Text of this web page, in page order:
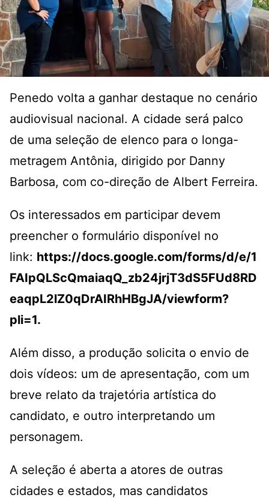
Penedo volta a ganhar destaque no cenário
audiovisual nacional. A cidade será palco
de uma seleção de elenco para o longa-
metragem Antônia, dirigido por Danny
Barbosa, com co-direção de Albert Ferreira.
Os interessados em participar devem
preencher o formulário disponível no
link: https://docs.google.com/forms/d/e/1
FAIpQLScQmaiaqQ_zb24jrjT3dS5FUd8RD
eaqpL2lZ0qDrAIRhHBgJA/viewform?
pli=1.
Além disso, a produção solicita o envio de
dois vídeos: um de apresentação, com um
breve relato da trajetória artística do
candidato, e outro interpretando um
personagem.
A seleção é aberta a atores de outras
cidades e estados, mas candidatos